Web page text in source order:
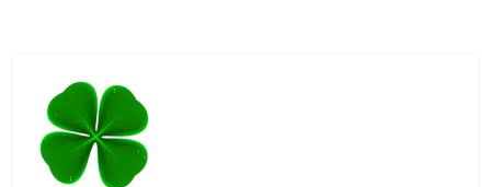
Eko tipy
Kontakt